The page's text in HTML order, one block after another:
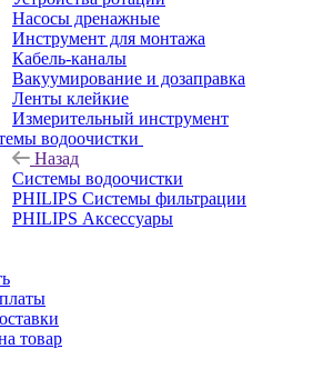
Насосы дренажные
Инструмент для монтажа
Кабель-каналы
Вакуумирование и дозаправка
Ленты клейкие
Измерительный инструмент
водоочистки
Назад
Системы водоочистки
PHILIPS Системы фильтрации
PHILIPS Аксессуары
товар